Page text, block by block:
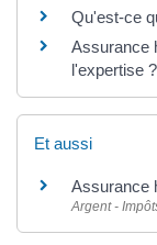
Qu'est-ce
Assurance
l'expertise ?
Et aussi
Assurance
Argent -